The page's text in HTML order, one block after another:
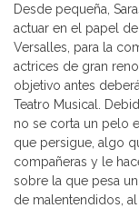
Desde pequeña,
actuar en el papel
Versalles, para la
actrices de gran
objetivo antes
Teatro Musical.
no se corta un pelo
que persigue, algo
compañeras y le
sobre la que pesa
de malentendidos, al